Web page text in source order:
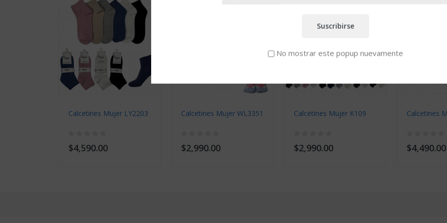
Calcetines Mujer LY2203
$4,590.00
Calcetines Mujer WL3351
$2,990.00
Calcetines Mujer K109
$2,990.00
Calcetines
$4,490.00
Suscribirse
No mostrar este popup nuevamente